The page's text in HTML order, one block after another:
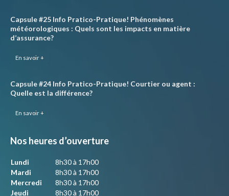
Capsule #25 Info Pratico-Pratique! Phénomènes
météorologiques : Quels sont les impacts en matière
d’assurance?
En savoir +
Capsule #24 Info Pratico-Pratique! Courtier ou agent :
Quelle est la différence?
En savoir +
Nos heures d’ouverture
Lundi
8h30 à 17h00
Mardi
8h30 à 17h00
Mercredi
8h30 à 17h00
Jeudi
8h30 à 17h00